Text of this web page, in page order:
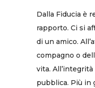
Dalla Fiducia è
rapporto. Ci si
di un amico.
compagno o
vita.
pubblica. Più in